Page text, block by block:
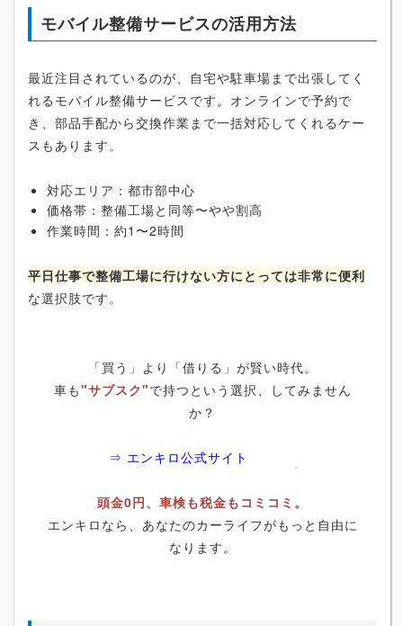
モバイル整備サービスの活用方法
最近注目されているのが、自宅や駐車場まで出張してく
れるモバイル整備サービスです。オンラインで予約で
き、部品手配から交換作業まで一括対応してくれるケー
スもあります。
対応エリア：都市部中心
価格帯：整備工場と同等〜やや割高
作業時間：約1〜2時間
平日仕事で整備工場に行けない方にとっては非常に便利
な選択肢です。
「買う」より「借りる」が賢い時代。
車も"サブスク"で持つという選択、してみません
か？
⇒ エンキロ公式サイト
頭金0円、車検も税金もコミコミ。
エンキロなら、あなたのカーライフがもっと自由に
なります。